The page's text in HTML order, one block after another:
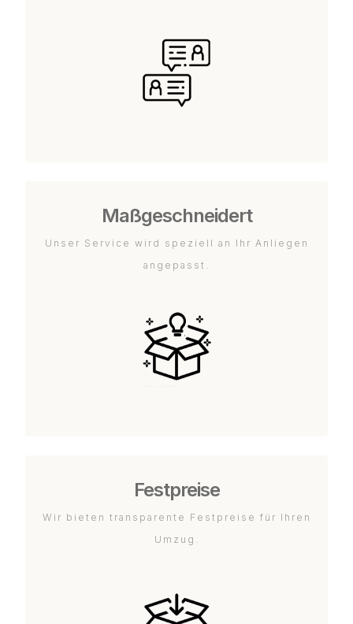
Maßgeschneidert
Unser Service wird speziell an Ihr Anliegen
angepasst.
Festpreise
Wir bieten transparente Festpreise für Ihren
Umzug.